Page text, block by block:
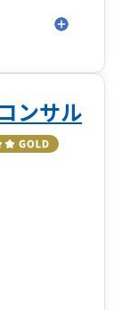
ンサル